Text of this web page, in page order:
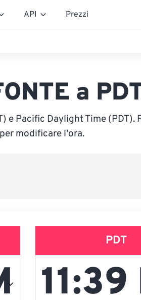
API Prezzi
a
e Pacific Daylight Time (PDT).
modificare l'ora.
PDT